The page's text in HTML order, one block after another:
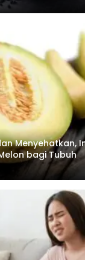
Menyehatkan,
bagi Tubuh